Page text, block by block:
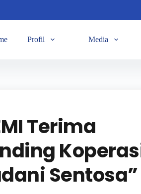
Profil Media
Terima
Sentosa”